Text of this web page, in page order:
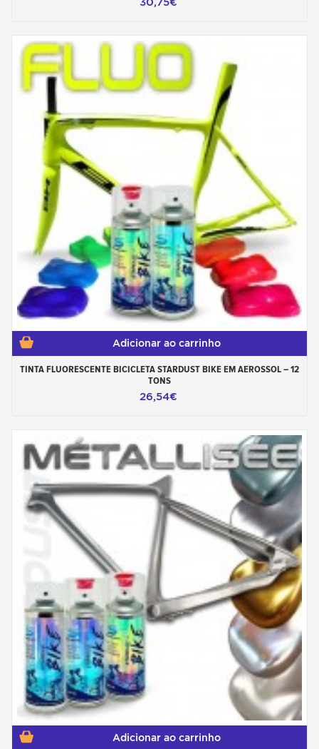
Adicionar ao carrinho
TINTA FLUORESCENTE BICICLETA STARDUST BIKE EM AEROSSOL – 12
TONS
26,54€
Adicionar ao carrinho